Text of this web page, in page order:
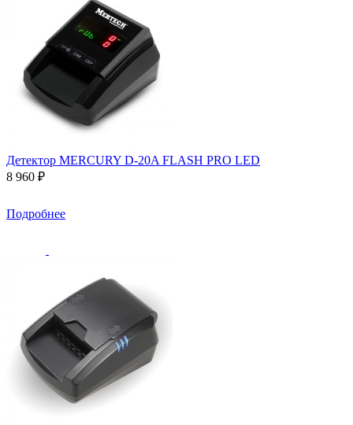
Детектор MERCURY D-20A FLASH PRO LED
8 960 ₽
Подробнее